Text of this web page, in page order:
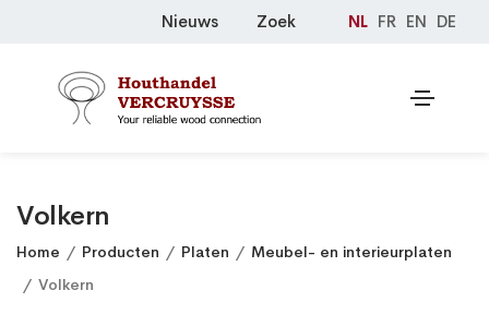
Nieuws Zoek NL FR EN DE
Volkern
Home Producten Platen
Meubel- en interieurplaten
Volkern